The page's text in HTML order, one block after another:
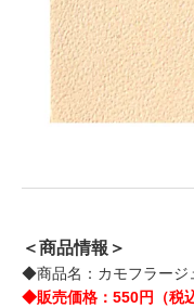
＜商品情報＞
◆商品名：カモフラージ
◆販売価格：550円（税込